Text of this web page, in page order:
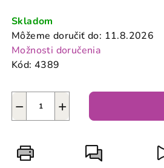
cena:
Skladom
Môžeme doručiť do: 11.8.2026
Možnosti doručenia
Kód: 4389
+
−